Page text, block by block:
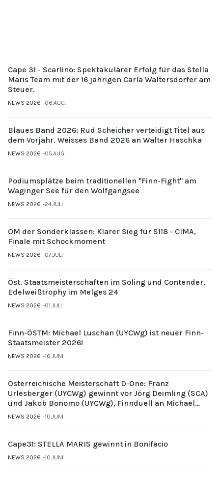
Cape 31 - Scarlino: Spektakulärer Erfolg für das Stella
Maris Team mit der 16 jährigen Carla Waltersdorfer am
Steuer.
NEWS 2026 06.AUG.
Blaues Band 2026: Rud Scheicher verteidigt Titel aus
dem Vorjahr. Weisses Band 2026 an Walter Haschka
NEWS 2026 05.AUG.
Podiumsplätze beim traditionellen "Finn-Fight" am
Waginger See für den Wolfgangsee
NEWS 2026 24.JULI
ÖM der Sonderklassen: Klarer Sieg für S118 - CIMA,
Finale mit Schockmoment
NEWS 2026 07.JULI
Öst. Staatsmeisterschaften im Soling und Contender,
Edelweißtrophy im Melges 24
NEWS 2026 01.JULI
Finn-ÖSTM: Michael Luschan (UYCWg) ist neuer Finn-
Staatsmeister 2026!
NEWS 2026 16.JUNI
Österreichische Meisterschaft D-One: Franz
Urlesberger (UYCWg) gewinnt vor Jörg Deimling (SCA)
und Jakob Bonomo (UYCWg), Finnduell an Michael
Gubi (UYCMo)
NEWS 2026 10.JUNI
Cape31: STELLA MARIS gewinnt in Bonifacio
NEWS 2026 10.JUNI